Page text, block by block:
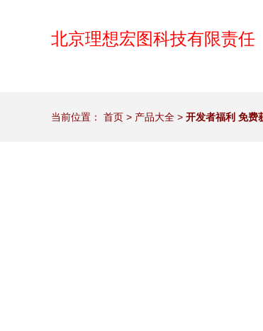
北京理想宏图科技有限责任
当前位置： 首页 > 产品大全 > 开发者福利 免